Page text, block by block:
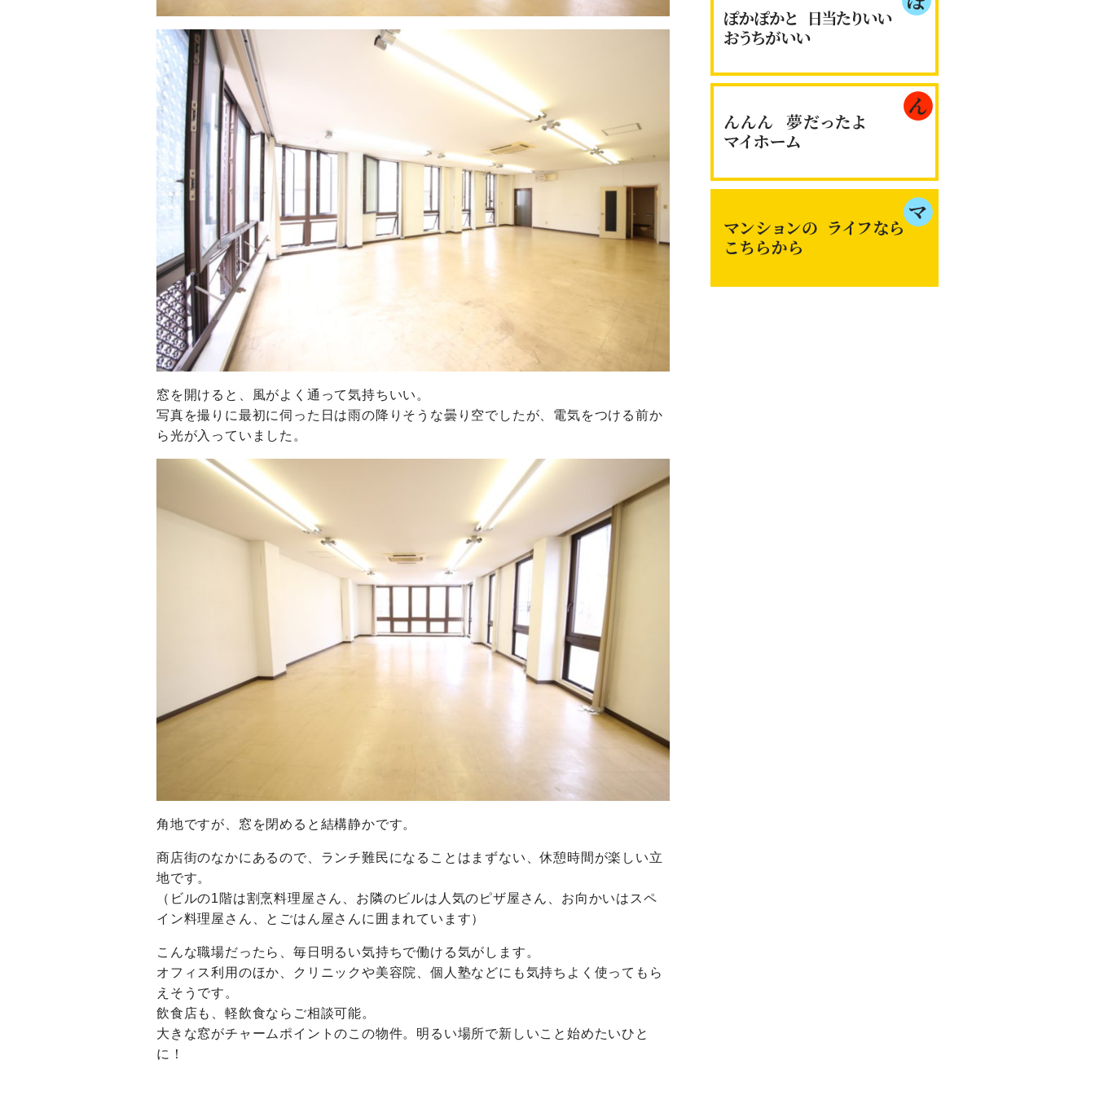
窓を開けると、風がよく通って気持ちいい。
写真を撮りに最初に伺った日は雨の降りそうな曇り空でしたが、電気をつける前か
ら光が入っていました。
角地ですが、窓を閉めると結構静かです。
商店街のなかにあるので、ランチ難民になることはまずない、休憩時間が楽しい立
地です。
（ビルの1階は割烹料理屋さん、お隣のビルは人気のピザ屋さん、お向かいはスペ
イン料理屋さん、とごはん屋さんに囲まれています）
こんな職場だったら、毎日明るい気持ちで働ける気がします。
オフィス利用のほか、クリニックや美容院、個人塾などにも気持ちよく使ってもら
えそうです。
飲食店も、軽飲食ならご相談可能。
大きな窓がチャームポイントのこの物件。明るい場所で新しいこと始めたいひと
に！